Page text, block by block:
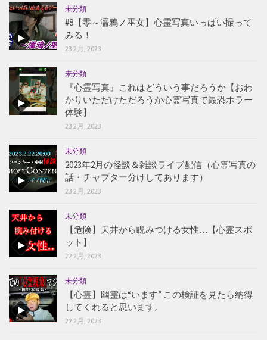
未分類
#8【零～濡鴉ノ巫女】心霊写真いっぱい撮って
みる！
23 2月, 2023
未分類
『心霊写真』これはどういう事だろうか【おわ
かりいただけただろうか心霊写真で最恐ホラー
体験】
23 2月, 2023
未分類
2023年2月の怪談＆雑談ライブ配信（心霊写真の
話・チャプター分けしてあります）
23 2月, 2023
未分類
【危険】天井から睨みつける女性…【心霊スポ
ット】
22 2月, 2023
未分類
【心霊】幽霊は“います” この検証を見たら納得
してくれると思います。
22 2月, 2023